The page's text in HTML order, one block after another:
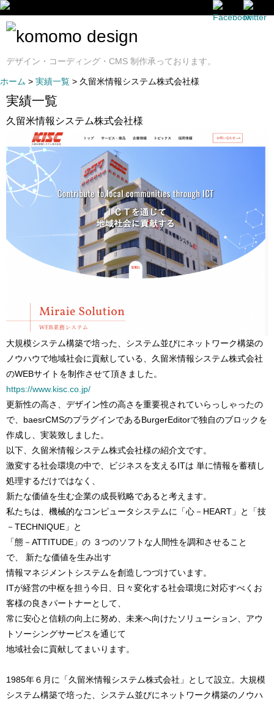
デザイン・コーディング・CMS 制作承っております。
ホーム > 実績一覧 > 久留米情報システム株式会社様
実績一覧
久留米情報システム株式会社様
大規模システム構築で培った、システム並びにネットワーク構築の
ノウハウで地域社会に貢献している、久留米情報システム株式会社
のWEBサイトを制作させて頂きました。
https://www.kisc.co.jp/
更新性の高さ、デザイン性の高さを重要視されていらっしゃったの
で、baesrCMSのプラグインであるBurgerEditorで独自のブロックを
作成し、実装致しました。
以下、久留米情報システム株式会社様の紹介文です。
激変する社会環境の中で、ビジネスを支えるITは 単に情報を蓄積し
処理するだけではなく、
新たな価値を生む企業の成長戦略であると考えます。
私たちは、機械的なコンピュータシステムに「心－HEART」と「技
－TECHNIQUE」と
「態－ATTITUDE」の ３つのソフトな人間性を調和させること
で、 新たな価値を生み出す
情報マネジメントシステムを創造しつづけています。
ITが経営の中枢を担う今日、日々変化する社会環境に対応すべくお
客様の良きパートナーとして、
常に安心と信頼の向上に努め、未来へ向けたソリューション、アウ
トソーシングサービスを通じて
地域社会に貢献してまいります。
1985年６月に「久留米情報システム株式会社」として設立。大規模
システム構築で培った、システム並びにネットワーク構築のノウハ